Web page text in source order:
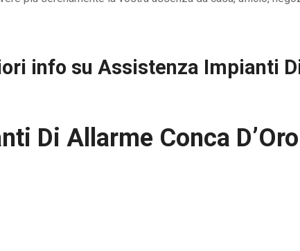
info su Assistenza Impianti
Di Allarme Conca D’Oro